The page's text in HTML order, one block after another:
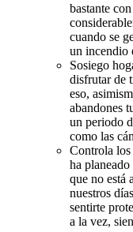
bastante
cuando se
un incendio
Sosiego
disfrutar de
eso,
abandones
un periodo
como las
Controla los
ha
que no está
nuestros
sentirte
a la vez,